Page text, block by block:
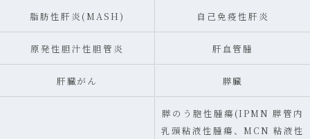
脂肪性肝炎(MASH) 自己免疫性肝炎
原発性胆汁性胆管炎 肝血管腫
肝臓がん 膵臓
膵のう胞性腫瘍(IPMN 膵管内
乳頭粘液性腫瘍、MCN 粘液性